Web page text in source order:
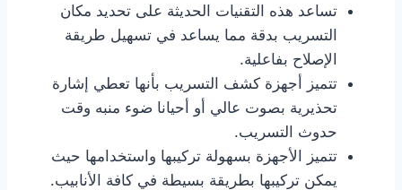
تساعد هذه التقنيات الحديثة على تحديد مكان
التسريب بدقة مما يساعد في تسهيل طريقة
الإصلاح بفاعلية.
تتميز أجهزة كشف التسريب بأنها تعطي إشارة
تحذيرية بصوت عالي أو أحيانا ضوء منبه وقت
حدوث التسريب.
تتميز الأجهزة بسهولة تركيبها واستخدامها حيث
يمكن تركيبها بطريقة بسيطة في كافة الأنابيب.